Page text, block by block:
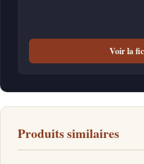
Voir la
Produits similaires